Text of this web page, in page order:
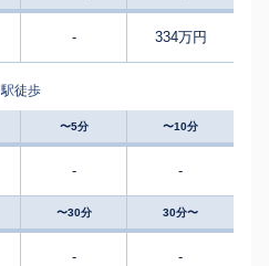
- 334万円
駅徒歩
〜5分 〜10分
- -
〜30分 30分〜
- -